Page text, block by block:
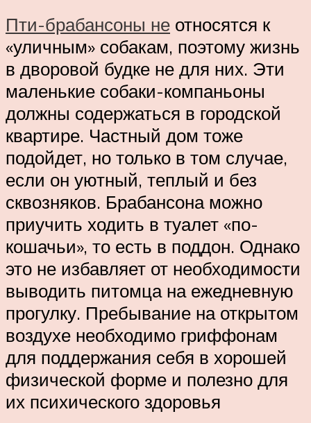
Пти-брабансоны не относятся к
«уличным» собакам, поэтому жизнь
в дворовой будке не для них. Эти
маленькие собаки-компаньоны
должны содержаться в городской
квартире. Частный дом тоже
подойдет, но только в том случае,
если он уютный, теплый и без
сквозняков. Брабансона можно
приучить ходить в туалет «по-
кошачьи», то есть в поддон. Однако
это не избавляет от необходимости
выводить питомца на ежедневную
прогулку. Пребывание на открытом
воздухе необходимо гриффонам
для поддержания себя в хорошей
физической форме и полезно для
их психического здоровья